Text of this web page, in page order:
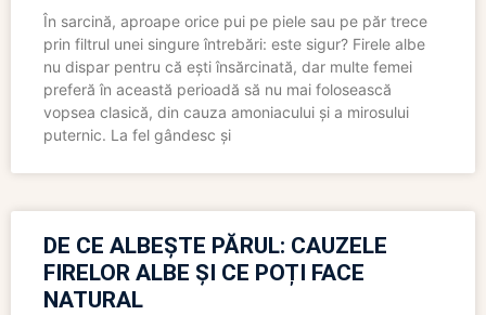
În sarcină, aproape orice pui pe piele sau pe păr trece
prin filtrul unei singure întrebări: este sigur? Firele albe
nu dispar pentru că ești însărcinată, dar multe femei
preferă în această perioadă să nu mai folosească
vopsea clasică, din cauza amoniacului și a mirosului
puternic. La fel gândesc și
DE CE ALBEȘTE PĂRUL: CAUZELE
FIRELOR ALBE ȘI CE POȚI FACE
NATURAL